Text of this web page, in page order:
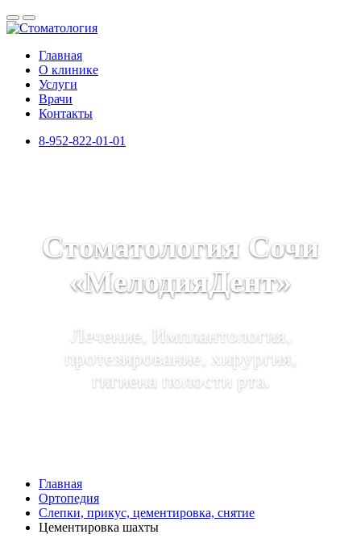
Главная
О клинике
Услуги
Врачи
Контакты
8-952-822-01-01
Стоматология Сочи
«МелодияДент»
Лечение, Имплантология,
протезирование, хирургия,
гигиена полости рта.
Главная
Ортопедия
Слепки, прикус, цементировка, снятие
Цементировка шахты